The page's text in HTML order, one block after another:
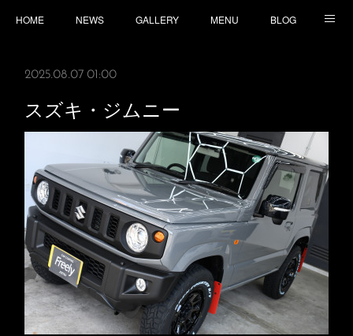
HOME NEWS GALLERY MENU BLOG
2025.08.07 01:00
スズキ・ジムニー